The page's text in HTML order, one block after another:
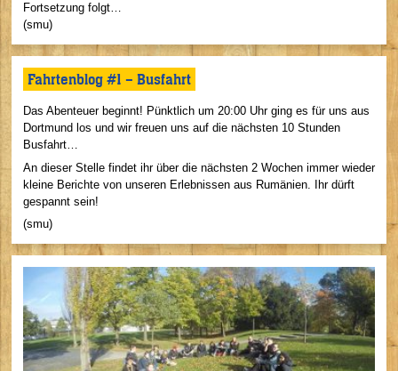
Fortsetzung folgt…
(smu)
Fahrtenblog #1 – Busfahrt
Das Abenteuer beginnt! Pünktlich um 20:00 Uhr ging es für uns aus
Dortmund los und wir freuen uns auf die nächsten 10 Stunden
Busfahrt…
An dieser Stelle findet ihr über die nächsten 2 Wochen immer wieder
kleine Berichte von unseren Erlebnissen aus Rumänien. Ihr dürft
gespannt sein!
(smu)